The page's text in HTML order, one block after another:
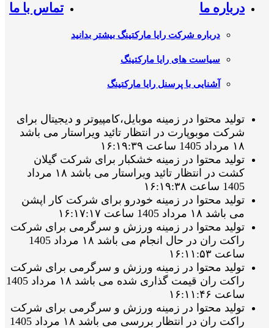
درباره ما
درباره شرکت رایا مارکتینگ بیشتر بدانید
سیاست های رایا مارکتینگ
آشنایی با پرسنل رایا مارکتینگ
تماس با ما
تولید محتوا در زمینه موبایل،کامپیوتر و دیجیتال برای
شرکت موبوپارت در انتظار تائید ویراستار می باشد
۱۸ مرداد 1405 ساعت ۱۶:۱۹:۳۹
تولید محتوا در زمینه خشکبار برای شرکت گیلان
کشت در انتظار تائید ویراستار می باشد ۱۸ مرداد
1405 ساعت ۱۶:۱۹:۳۸
تولید محتوا در زمینه خودرو برای شرکت کار اپشن
می باشد ۱۸ مرداد 1405 ساعت ۱۶:۱۷:۱۷
تولید محتوا در زمینه ورزش و سرگرمی برای شرکت
راکت ران در حال انجام می باشد ۱۸ مرداد 1405
ساعت ۱۶:۱۱:۵۳
تولید محتوا در زمینه ورزش و سرگرمی برای شرکت
راکت ران قیمت گذاری شده می باشد ۱۸ مرداد 1405
ساعت ۱۶:۱۱:۴۶
تولید محتوا در زمینه ورزش و سرگرمی برای شرکت
راکت ران در انتظار بررسی می باشد ۱۸ مرداد 1405